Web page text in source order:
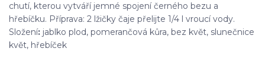
chutí, kterou vytváří jemné spojení černého bezu a
hřebíčku. Příprava: 2 lžičky čaje přelijte 1/4 l vroucí vody.
Složení: jablko plod, pomerančová kůra, bez květ, slunečnice
květ, hřebíček